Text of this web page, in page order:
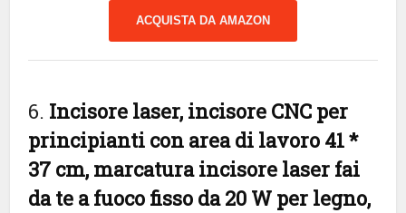
ACQUISTA DA AMAZON
6. Incisore laser, incisore CNC per
principianti con area di lavoro 41 *
37 cm, marcatura incisore laser fai
da te a fuoco fisso da 20 W per legno,